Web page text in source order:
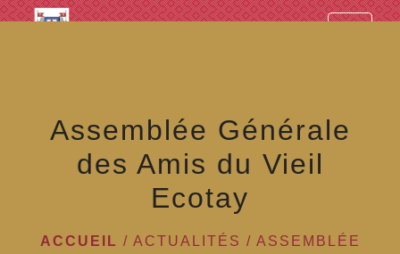
googled7e4d5fb082cc1df.html
menu
Assemblée Générale
des Amis du Vieil
Ecotay
ACCUEIL / ACTUALITÉS / ASSEMBLÉE